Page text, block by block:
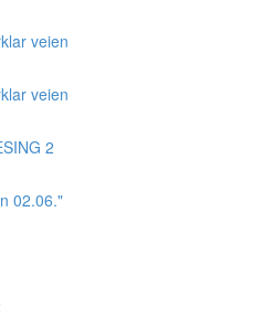
veien
veien
2
02.06."